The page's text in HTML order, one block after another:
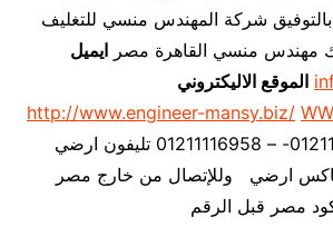
بالتوفيق شركة المهندس منسي للتغليف
مهندس منسي القاهرة مصر ايميل
الموقع الاليكتروني
http://www.engineer-mansy.biz/
موبايل: – 01211116956- – 01211116958 تليفون ارضي
وللإتصال من خارج مصر